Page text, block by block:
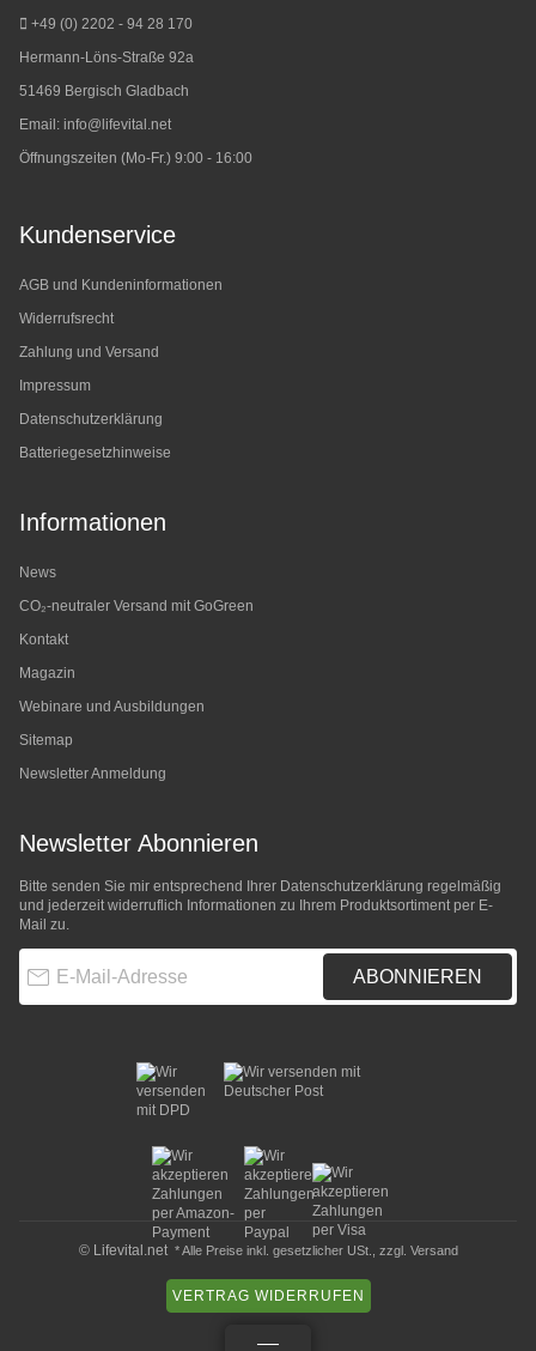
+49 (0) 2202 - 94 28 170
Hermann-Löns-Straße 92a
51469 Bergisch Gladbach
Email: info@lifevital.net
Öffnungszeiten (Mo-Fr.) 9:00 - 16:00
Kundenservice
AGB und Kundeninformationen
Widerrufsrecht
Zahlung und Versand
Impressum
Datenschutzerklärung
Batteriegesetzhinweise
Informationen
News
CO₂-neutraler Versand mit GoGreen
Kontakt
Magazin
Webinare und Ausbildungen
Sitemap
Newsletter Anmeldung
Newsletter Abonnieren
Bitte senden Sie mir entsprechend Ihrer Datenschutzerklärung regelmäßig
und jederzeit widerruflich Informationen zu Ihrem Produktsortiment per E-
Mail zu.
ABONNIEREN
© Lifevital.net* Alle Preise inkl. gesetzlicher USt., zzgl. Versand
VERTRAG WIDERRUFEN